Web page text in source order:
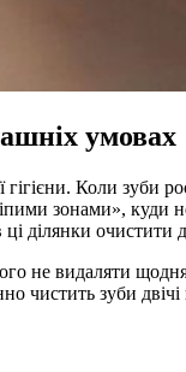
умовах
Коли зуби
зонами»,
ділянки очистити
не видаляти
зуби